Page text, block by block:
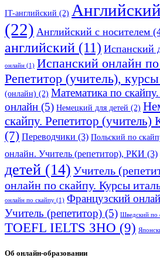
IT-английский (2)
(22) Английский с носителем
английский (11) Испанский
онлайн (1) Испанский онлайн по
Репетитор (учитель), курсы
(онлайн) (2) Математика по
онлайн (5) Немецкий для детей (2)
скайпу. Репетитор (учитель)
(7) Переводчики (3) Польский по
онлайн. Учитель (репетитор), РКИ (3)
детей (14) Учитель
онлайн по скайпу. Курсы
онлайн по скайпу (1) Французский
Учитель (репетитор) (5) Шведский по
TOEFL IELTS ЗНО (9)
Об онлайн-образовании